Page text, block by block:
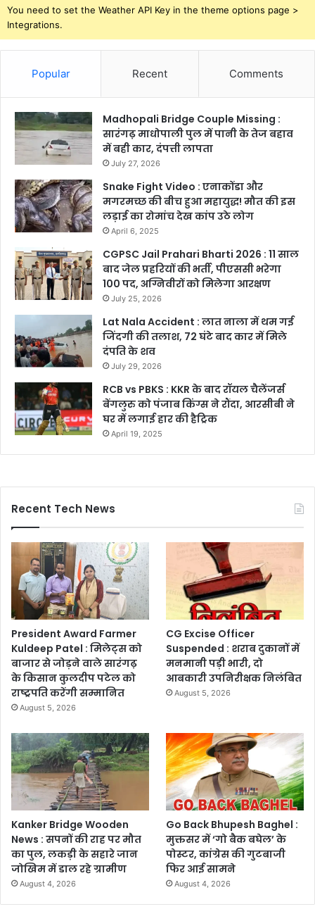
You need to set the Weather API Key in the theme options page >
Integrations.
Popular Recent Comments
Madhopali Bridge Couple Missing :
सारंगढ़ माधोपाली पुल में पानी के तेज बहाव
में बही कार, दंपत्ती लापता
July 27, 2026
Snake Fight Video : एनाकोंडा और
मगरमच्छ की बीच हुआ महायुद्ध! मौत की इस
लड़ाई का रोमांच देख कांप उठे लोग
April 6, 2025
CGPSC Jail Prahari Bharti 2026 : 11 साल
बाद जेल प्रहरियों की भर्ती, पीएससी भरेगा
100 पद, अग्निवीरों को मिलेगा आरक्षण
July 25, 2026
Lat Nala Accident : लात नाला में थम गई
जिंदगी की तलाश, 72 घंटे बाद कार में मिले
दंपति के शव
July 29, 2026
RCB vs PBKS : KKR के बाद रॉयल चैलेंजर्स
बेंगलुरु को पंजाब किंग्स ने रौंदा, आरसीबी ने
घर में लगाई हार की हैट्रिक
April 19, 2025
Recent Tech News
President Award Farmer
Kuldeep Patel : मिलेट्स को
बाजार से जोड़ने वाले सारंगढ़
के किसान कुलदीप पटेल को
राष्ट्रपति करेंगी सम्मानित
August 5, 2026
CG Excise Officer
Suspended : शराब दुकानों में
मनमानी पड़ी भारी, दो
आबकारी उपनिरीक्षक निलंबित
August 5, 2026
Kanker Bridge Wooden
News : सपनों की राह पर मौत
का पुल, लकड़ी के सहारे जान
जोखिम में डाल रहे ग्रामीण
August 4, 2026
Go Back Bhupesh Baghel :
मुक्तसर में ‘गो बैक बघेल’ के
पोस्टर, कांग्रेस की गुटबाजी
फिर आई सामने
August 4, 2026